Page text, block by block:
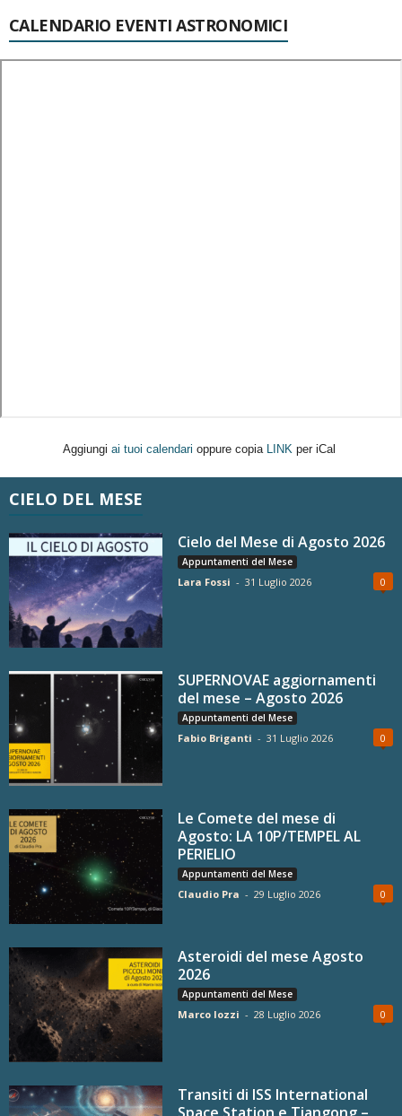
CALENDARIO EVENTI ASTRONOMICI
Aggiungi ai tuoi calendari oppure copia LINK per iCal
CIELO DEL MESE
Cielo del Mese di Agosto 2026
Appuntamenti del Mese
Lara Fossi - 31 Luglio 2026 0
SUPERNOVAE aggiornamenti
del mese – Agosto 2026
Appuntamenti del Mese
Fabio Briganti - 31 Luglio 2026 0
Le Comete del mese di
Agosto: LA 10P/TEMPEL AL
PERIELIO
Appuntamenti del Mese
Claudio Pra - 29 Luglio 2026 0
Asteroidi del mese Agosto
2026
Appuntamenti del Mese
Marco Iozzi - 28 Luglio 2026 0
Transiti di ISS International